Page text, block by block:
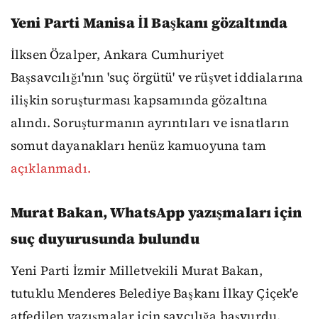
Yeni Parti Manisa İl Başkanı gözaltında
İlksen Özalper, Ankara Cumhuriyet
Başsavcılığı'nın 'suç örgütü' ve rüşvet iddialarına
ilişkin soruşturması kapsamında gözaltına
alındı. Soruşturmanın ayrıntıları ve isnatların
somut dayanakları henüz kamuoyuna tam
açıklanmadı.
Murat Bakan, WhatsApp yazışmaları için
suç duyurusunda bulundu
Yeni Parti İzmir Milletvekili Murat Bakan,
tutuklu Menderes Belediye Başkanı İlkay Çiçek'e